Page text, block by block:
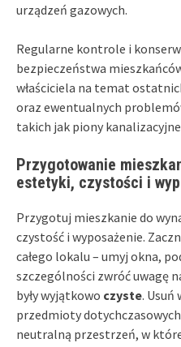
urządzeń gazowych.
Regularne kontrole i
bezpieczeństwa
właściciela na temat
oraz ewentualnych
takich jak piony
Przygotowanie
estetyki, czystości i
Przygotuj mieszkanie do
czystość i wyposażenie.
całego lokalu – umyj okna,
szczególności zwróć uwagę
były wyjątkowo czyste. Usuń
przedmioty
neutralną przestrzeń, w